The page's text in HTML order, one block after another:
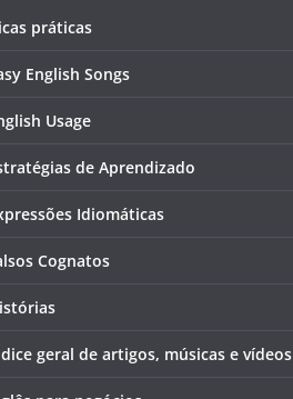
práticas
English Songs
Usage
de Aprendizado
Idiomáticas
Cognatos
geral de artigos, músicas e vídeos